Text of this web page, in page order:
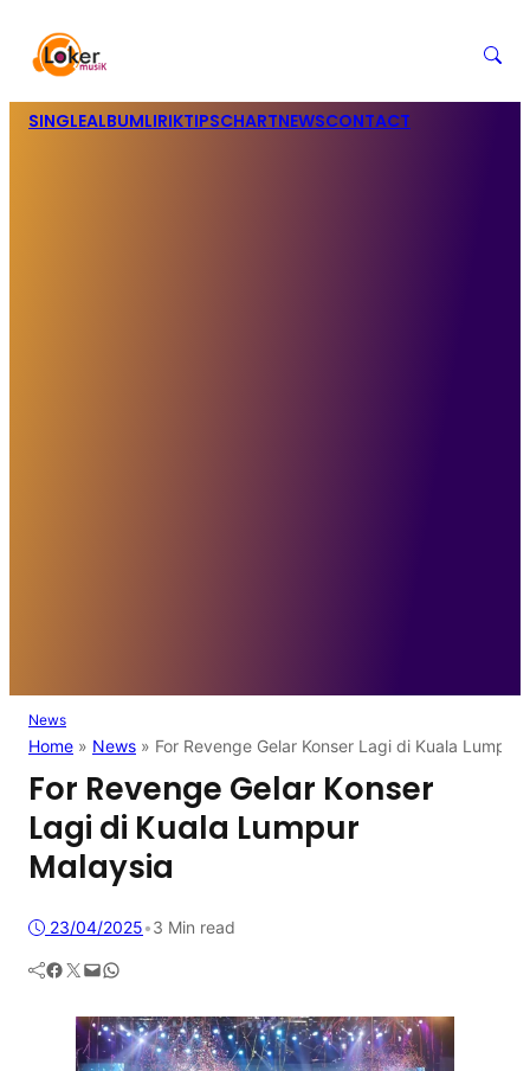
SINGLEALBUMLIRIKTIPSCHARTNEWSCONTACT
News
Home » News » For Revenge Gelar Konser Lagi di Kuala Lumpur
For Revenge Gelar Konser
Lagi di Kuala Lumpur
Malaysia
23/04/2025•3 Min read
Facebook Twitter Mail WhatsApp